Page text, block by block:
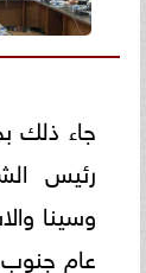
جاء ذلك
رئيس
وسينا
عام